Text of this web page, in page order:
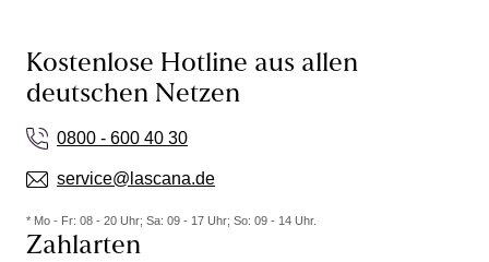
Kostenlose Hotline aus allen
deutschen Netzen
0800 - 600 40 30
service@lascana.de
* Mo - Fr: 08 - 20 Uhr; Sa: 09 - 17 Uhr; So: 09 - 14 Uhr.
Zahlarten